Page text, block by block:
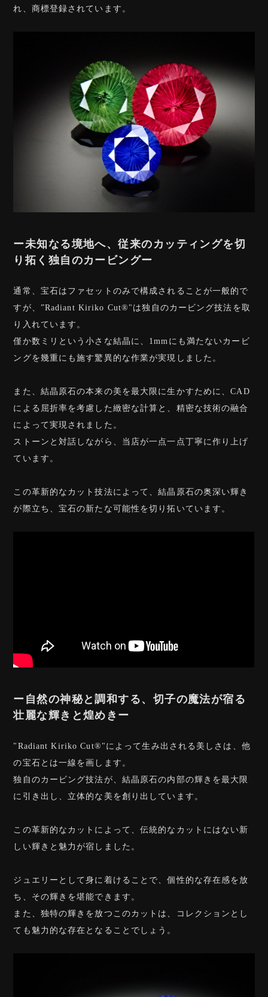
れ、商標登録されています。
ー未知なる境地へ、従来のカッティングを切
り拓く独自のカービングー
通常、宝石はファセットのみで構成されることが一般的で
すが、”Radiant Kiriko Cut®︎"は独自のカービング技法を取
り入れています。
僅か数ミリという小さな結晶に、1mmにも満たないカービ
ングを幾重にも施す驚異的な作業が実現しました。
また、結晶原石の本来の美を最大限に生かすために、CAD
による屈折率を考慮した緻密な計算と、精密な技術の融合
によって実現されました。
ストーンと対話しながら、当店が一点一点丁寧に作り上げ
ています。
この革新的なカット技法によって、結晶原石の奥深い輝き
が際立ち、宝石の新たな可能性を切り拓いています。
ー自然の神秘と調和する、切子の魔法が宿る
壮麗な輝きと煌めきー
"Radiant Kiriko Cut®︎"によって生み出される美しさは、他
の宝石とは一線を画します。
独自のカービング技法が、結晶原石の内部の輝きを最大限
に引き出し、立体的な美を創り出しています。
この革新的なカットによって、伝統的なカットにはない新
しい輝きと魅力が宿しました。
ジュエリーとして身に着けることで、個性的な存在感を放
ち、その輝きを堪能できます。
また、独特の輝きを放つこのカットは、コレクションとし
ても魅力的な存在となることでしょう。